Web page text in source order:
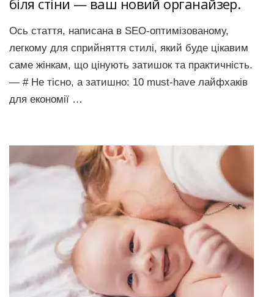
Ось стаття, написана в SEO-оптимізованому,
легкому для сприйняття стилі, який буде цікавим
саме жінкам, що цінують затишок та практичність.
— # Не тісно, а затишно: 10 must-have лайфхаків
для економії …